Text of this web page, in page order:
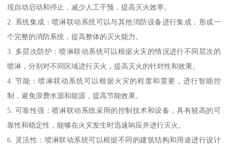
现自动启动和停止，减少人工干预，提高灭火效率。
2. 系统集成：喷淋联动系统可以与其他消防设备进行集成，形成一
个完整的消防系统，提高整体的灭火能力。
3. 多层次防护：喷淋联动系统可以根据火灾的情况进行不同层次的
喷淋，分别对不同区域进行灭火，提高灭火的针对性和效果。
4. 节能：喷淋联动系统可以根据火灾的程度和需要，进行智能控
制，避免浪费水源和能源，提高节能效果。
5. 可靠性强：喷淋联动系统采用的控制技术和设备，具有较高的可
靠性和稳定性，能够在火灾发生时迅速响应并进行灭火。
6. 灵活性：喷淋联动系统可以根据不同的建筑结构和用途进行设计